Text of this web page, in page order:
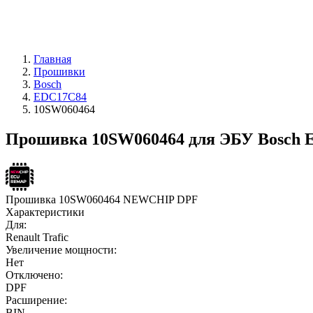
Главная
Прошивки
Bosch
EDC17C84
10SW060464
Прошивка 10SW060464 для ЭБУ Bosch
Прошивка 10SW060464 NEWCHIP DPF
Характеристики
Для:
Renault Trafic
Увеличение мощности:
Нет
Отключено:
DPF
Расширение: